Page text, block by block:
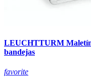
LEUCHTTURM Maletín
bandejas
favorite